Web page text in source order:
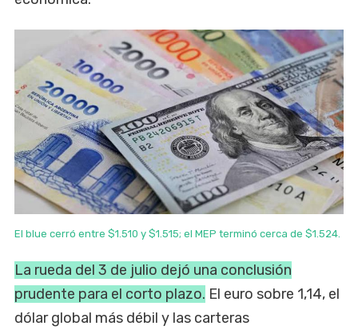
El blue cerró entre $1.510 y $1.515; el MEP terminó cerca de $1.524.
La rueda del 3 de julio dejó una conclusión
prudente para el corto plazo. El euro sobre 1,14, el
dólar global más débil y las carteras